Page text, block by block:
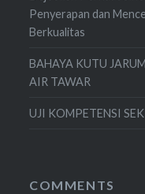
Penyerapan dan
Berkualitas
BAHAYA KUTU
AIR TAWAR
UJI KOMPETENSI
COMMENTS